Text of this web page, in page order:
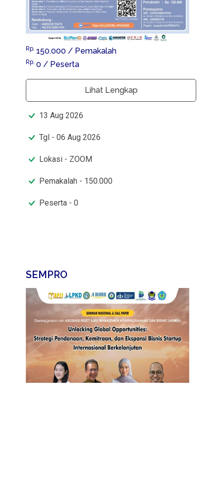
Rp. 150.000 / Pemakalah
Rp. 0 / Peserta
Lihat Lengkap
13 Aug 2026
Tgl - 06 Aug 2026
Lokasi - ZOOM
Pemakalah - 150.000
Peserta - 0
SEMPRO